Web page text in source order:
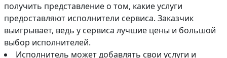
получить представление о том, какие услуги
предоставляют исполнители сервиса. Заказчик
выигрывает, ведь у сервиса лучшие цены и большой
выбор исполнителей.
Исполнитель может добавлять свои услуги и